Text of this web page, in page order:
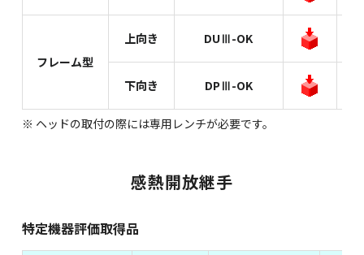
フレーム型
上向き DUⅢ-OK
下向き DPⅢ-OK
※ ヘッドの取付の際には専用レンチが必要です。
感熱開放継手
特定機器評価取得品